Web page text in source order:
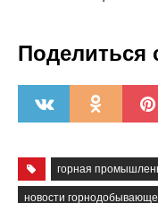
Поделиться
горная
новости